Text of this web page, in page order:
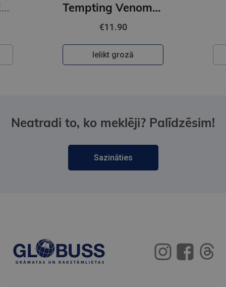
Restitution : #3 Edge of Darkness series : delux paperback featuring exclusive character artwork Tempting Venom : #3 The Vipers series
€11.90
Ielikt grozā
Neatradi to, ko meklēji? Palīdzēsim!
Sazināties